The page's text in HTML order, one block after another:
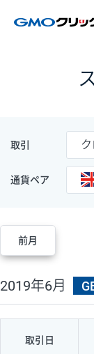
取引
通貨ペア
前月
2019年6月
取引日